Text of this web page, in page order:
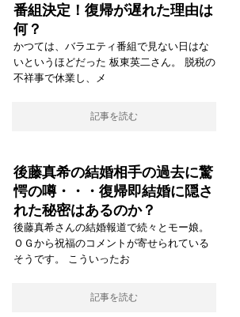
番組決定！復帰が遅れた理由は
何？
かつては、バラエティ番組で見ない日はな
いというほどだった 板東英二さん。 脱税の
不祥事で休業し、メ
記事を読む
後藤真希の結婚相手の過去に驚
愕の噂・・・復帰即結婚に隠さ
れた秘密はあるのか？
後藤真希さんの結婚報道で続々とモー娘。
ＯＧから祝福のコメントが寄せられている
そうです。 こういったお
記事を読む